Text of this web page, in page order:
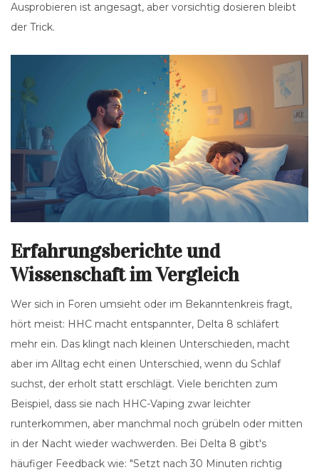
Ausprobieren ist angesagt, aber vorsichtig dosieren bleibt
der Trick.
Erfahrungsberichte und
Wissenschaft im Vergleich
Wer sich in Foren umsieht oder im Bekanntenkreis fragt,
hört meist: HHC macht entspannter, Delta 8 schläfert
mehr ein. Das klingt nach kleinen Unterschieden, macht
aber im Alltag echt einen Unterschied, wenn du Schlaf
suchst, der erholt statt erschlägt. Viele berichten zum
Beispiel, dass sie nach HHC-Vaping zwar leichter
runterkommen, aber manchmal noch grübeln oder mitten
in der Nacht wieder wachwerden. Bei Delta 8 gibt's
häufiger Feedback wie: "Setzt nach 30 Minuten richtig